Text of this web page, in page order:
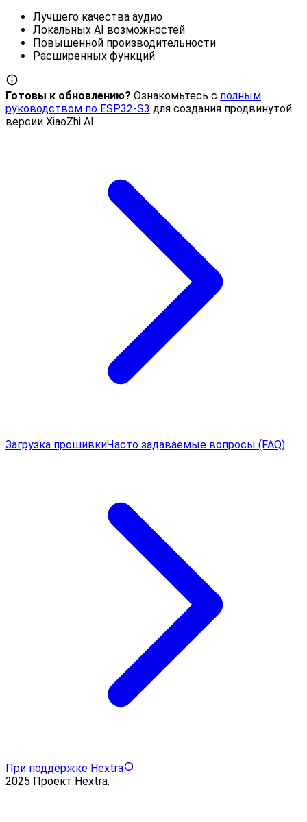
Лучшего качества аудио
Локальных AI возможностей
Повышенной производительности
Расширенных функций
Готовы к обновлению? Ознакомьтесь с полным
руководством по ESP32-S3 для создания продвинутой
версии XiaoZhi AI.
Загрузка прошивкиЧасто задаваемые вопросы (FAQ)
При поддержке Hextra
2025 Проект Hextra.